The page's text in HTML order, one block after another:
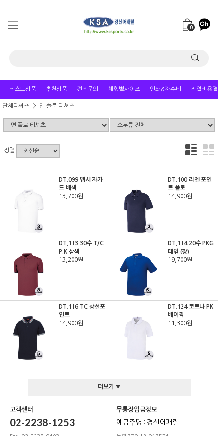
0
베스트상품 추천상품 견적문의 체형별사이즈 인쇄&자수비 작업비용
단체티셔츠 면 폴로 티셔츠
정렬
DT.099 맵시 자가
드 배색
13,700원
DT.100 리젠 포인
트 폴로
14,900원
DT.113 30수 T/C
P.K 삼색
13,200원
DT.114 20수 PKG
테잎 (장)
19,700원
DT.116 TC 삼선포
인트
14,900원
DT.124 코트나 PK
베이직
11,300원
더보기 ▼
고객센터
02-2238-1253
무통장입금정보
예금주명 : 경신어패럴